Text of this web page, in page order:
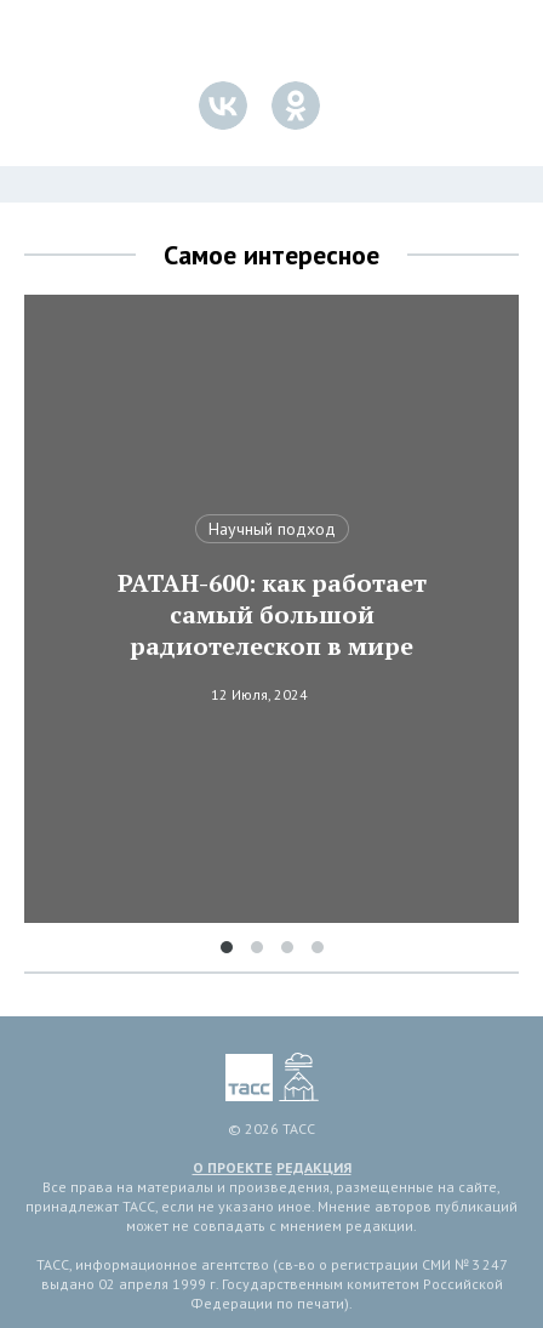
Самое интересное
Научный подход
РАТАН-600: как работает
самый большой
радиотелескоп в мире
12 Июля, 2024
© 2026 ТАСС
О ПРОЕКТЕ РЕДАКЦИЯ
Все права на материалы и произведения, размещенные на сайте,
принадлежат ТАСС, если не указано иное. Мнение авторов публикаций
может не совпадать с мнением редакции.
ТАСС, информационное агентство (св-во о регистрации СМИ № 3 247
выдано 02 апреля 1999 г. Государственным комитетом Российской
Федерации по печати).